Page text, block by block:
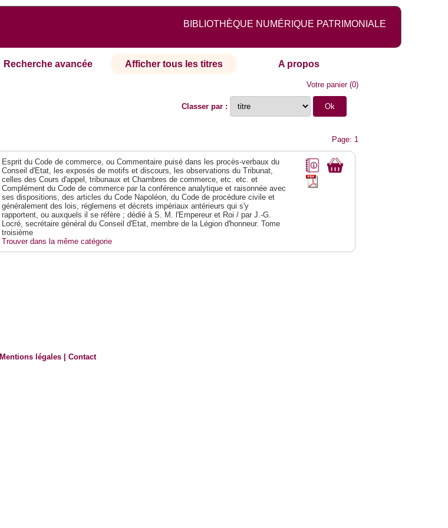
BIBLIOTHÈQUE NUMÉRIQUE PATRIMONIALE
Recherche avancée Afficher tous les titres A propos
Votre panier(0)
Classer par :
Page: 1
Esprit du Code de commerce, ou Commentaire puisé dans les procès-verbaux du
Conseil d'Etat, les exposés de motifs et discours, les observations du Tribunat,
celles des Cours d'appel, tribunaux et Chambres de commerce, etc. etc. et
Complément du Code de commerce par la conférence analytique et raisonnée avec
ses dispositions, des articles du Code Napoléon, du Code de procédure civile et
généralement des lois, réglemens et décrets impériaux antérieurs qui s'y
rapportent, ou auxquels il se réfère ; dédié à S. M. l'Empereur et Roi / par J.-G.
Locré, secrétaire général du Conseil d'Etat, membre de la Légion d'honneur. Tome
troisième
Trouver dans la même catégorie
Mentions légales |Contact